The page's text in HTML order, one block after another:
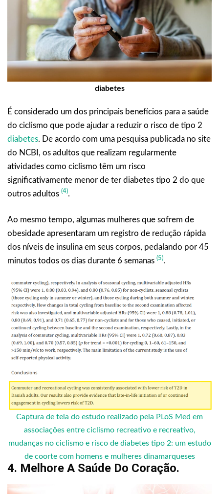
diabetes
É considerado um dos principais benefícios para a saúde
do ciclismo que pode ajudar a reduzir o risco de tipo 2
diabetes. De acordo com uma pesquisa publicada no site
do NCBI, os adultos que realizam regularmente
atividades como ciclismo têm um risco
significativamente menor de ter diabetes tipo 2 do que
outros adultos (4).
Ao mesmo tempo, algumas mulheres que sofrem de
obesidade apresentaram um registro de redução rápida
dos níveis de insulina em seus corpos, pedalando por 45
minutos todos os dias durante 6 semanas (5).
Captura de tela do estudo realizado pela PLoS Med em
associações entre ciclismo recreativo e recreativo,
mudanças no ciclismo e risco de diabetes tipo 2: um estudo
de coorte com homens e mulheres dinamarqueses
4. Melhore A Saúde Do Coração.